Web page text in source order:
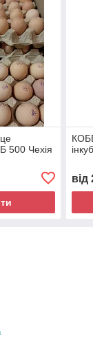
500 Чехія
від